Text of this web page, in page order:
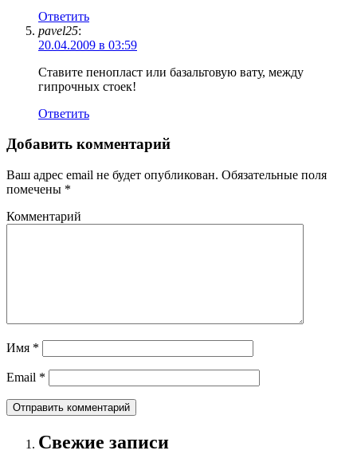
Ответить
pavel25:
20.04.2009 в 03:59
Ставите пенопласт или базальтовую вату, между
гипрочных стоек!
Ответить
Добавить комментарий
Ваш адрес email не будет опубликован. Обязательные поля
помечены *
Комментарий
Имя *
Email *
Свежие записи